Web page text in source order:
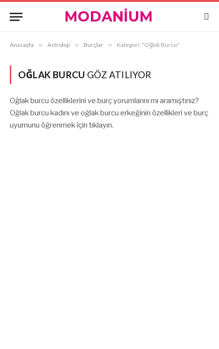
Anasayfa » Astroloji » Burçlar » Kategori: "Oğlak Burcu"
OĞLAK BURCU GÖZ ATILIYOR
Oğlak burcu özelliklerini ve burç yorumlarını mı aramıştınız?
Oğlak burcu kadını ve oğlak burcu erkeğinin özellikleri ve burç
uyumunu öğrenmek için tıklayın.